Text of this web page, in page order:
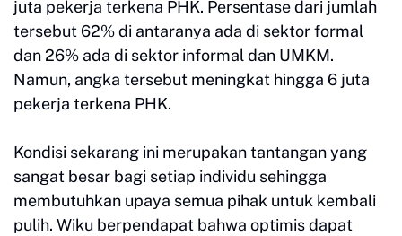
juta pekerja terkena PHK. Persentase dari jumlah
tersebut 62% di antaranya ada di sektor formal
dan 26% ada di sektor informal dan UMKM.
Namun, angka tersebut meningkat hingga 6 juta
pekerja terkena PHK.
Kondisi sekarang ini merupakan tantangan yang
sangat besar bagi setiap individu sehingga
membutuhkan upaya semua pihak untuk kembali
pulih. Wiku berpendapat bahwa optimis dapat